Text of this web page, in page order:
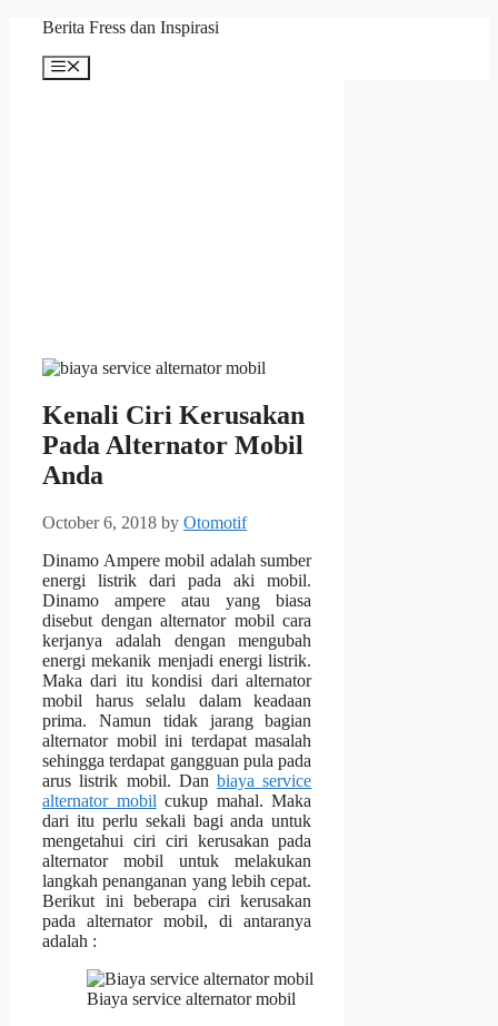
content
Berita Fress dan Inspirasi
Menu
Kenali Ciri Kerusakan
Pada Alternator Mobil
Anda
October 6, 2018 by Otomotif
Dinamo Ampere mobil adalah sumber
energi listrik dari pada aki mobil.
Dinamo ampere atau yang biasa
disebut dengan alternator mobil cara
kerjanya adalah dengan mengubah
energi mekanik menjadi energi listrik.
Maka dari itu kondisi dari alternator
mobil harus selalu dalam keadaan
prima. Namun tidak jarang bagian
alternator mobil ini terdapat masalah
sehingga terdapat gangguan pula pada
arus listrik mobil. Danbiaya service
alternator mobil cukup mahal. Maka
dari itu perlu sekali bagi anda untuk
mengetahui ciri ciri kerusakan pada
alternator mobil untuk melakukan
langkah penanganan yang lebih cepat.
Berikut ini beberapa ciri kerusakan
pada alternator mobil, di antaranya
adalah :
Biaya service alternator mobil